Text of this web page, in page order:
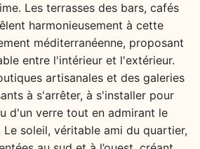
Les terrasses des bars, cafés
harmonieusement à cette
méditerranéenne, proposant
entre l'intérieur et l'extérieur.
artisanales et des galeries
à s'arrêter, à s'installer pour
d'un verre tout en admirant le
soleil, véritable ami du quartier,